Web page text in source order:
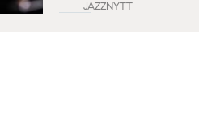
JAZZNYTT